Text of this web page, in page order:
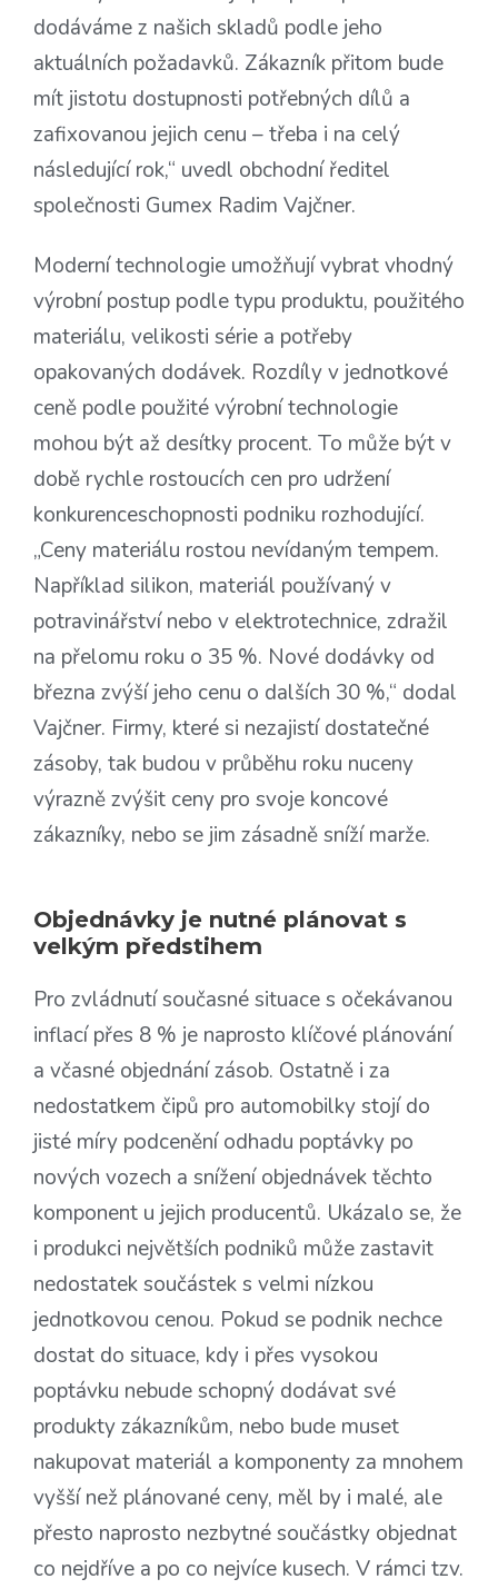
dodáváme z našich skladů podle jeho
aktuálních požadavků. Zákazník přitom bude
mít jistotu dostupnosti potřebných dílů a
zafixovanou jejich cenu – třeba i na celý
následující rok,“ uvedl obchodní ředitel
společnosti Gumex Radim Vajčner.
Moderní technologie umožňují vybrat vhodný
výrobní postup podle typu produktu, použitého
materiálu, velikosti série a potřeby
opakovaných dodávek. Rozdíly v jednotkové
ceně podle použité výrobní technologie
mohou být až desítky procent. To může být v
době rychle rostoucích cen pro udržení
konkurenceschopnosti podniku rozhodující.
„Ceny materiálu rostou nevídaným tempem.
Například silikon, materiál používaný v
potravinářství nebo v elektrotechnice, zdražil
na přelomu roku o 35 %. Nové dodávky od
března zvýší jeho cenu o dalších 30 %,“ dodal
Vajčner. Firmy, které si nezajistí dostatečné
zásoby, tak budou v průběhu roku nuceny
výrazně zvýšit ceny pro svoje koncové
zákazníky, nebo se jim zásadně sníží marže.
Objednávky je nutné plánovat s
velkým předstihem
Pro zvládnutí současné situace s očekávanou
inflací přes 8 % je naprosto klíčové plánování
a včasné objednání zásob. Ostatně i za
nedostatkem čipů pro automobilky stojí do
jisté míry podcenění odhadu poptávky po
nových vozech a snížení objednávek těchto
komponent u jejich producentů. Ukázalo se, že
i produkci největších podniků může zastavit
nedostatek součástek s velmi nízkou
jednotkovou cenou. Pokud se podnik nechce
dostat do situace, kdy i přes vysokou
poptávku nebude schopný dodávat své
produkty zákazníkům, nebo bude muset
nakupovat materiál a komponenty za mnohem
vyšší než plánované ceny, měl by i malé, ale
přesto naprosto nezbytné součástky objednat
co nejdříve a po co nejvíce kusech. V rámci tzv.